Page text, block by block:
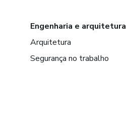
Engenharia e arquitetura
Arquitetura
Segurança no trabalho